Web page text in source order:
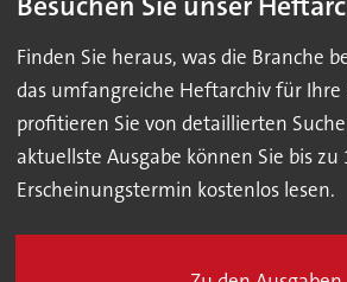
Finden Sie heraus, was die Branche
das umfangreiche Heftarchiv für Ihre
profitieren Sie von detaillierten
aktuellste Ausgabe können Sie bis zu
Erscheinungstermin kostenlos lesen.